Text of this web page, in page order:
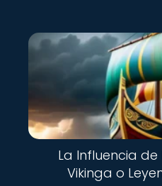
La Influencia de
Vikinga o